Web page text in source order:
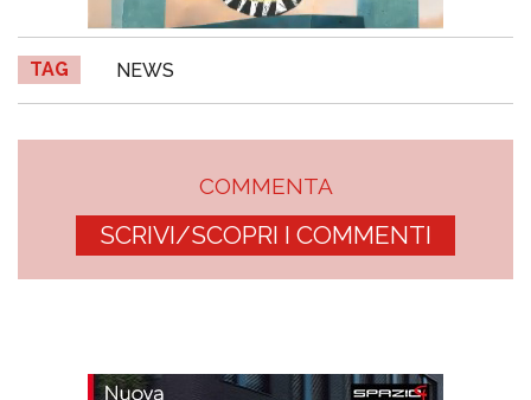
TAG NEWS
COMMENTA
SCRIVI/SCOPRI I COMMENTI